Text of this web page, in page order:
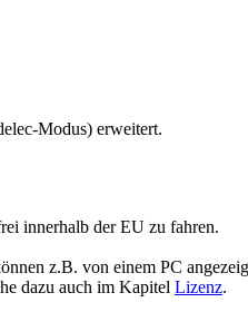
Modus) erweitert.
innerhalb der EU zu fahren.
z.B. von einem PC
dazu auch im Kapitel Lizenz.